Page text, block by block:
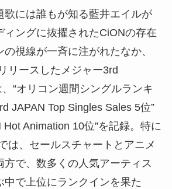
歌には誰もが知る藍井エイルが
ィングに抜擢されたCiONの存在
視線が一斉に注がれたなか、
リースしたメジャー3rd
“オリコン週間シングルランキ
JAPAN Top Singles Sales 5位”
Hot Animation 10位”を記録。特に
は、セールスチャートとアニメ
方で、数多くの人気アーティス
中で上位にランクインを果た